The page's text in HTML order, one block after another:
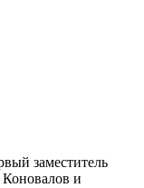
заместитель
и